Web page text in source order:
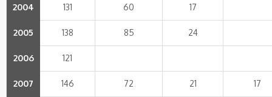
2004 131 60 17
2005 138 85 24
2006 121
2007 146 72 21 17